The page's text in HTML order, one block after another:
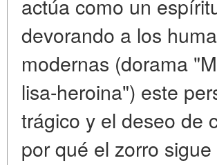
actúa como un
devorando a los
modernas (dorama
lisa-heroina") este
trágico y el deseo de
por qué el zorro